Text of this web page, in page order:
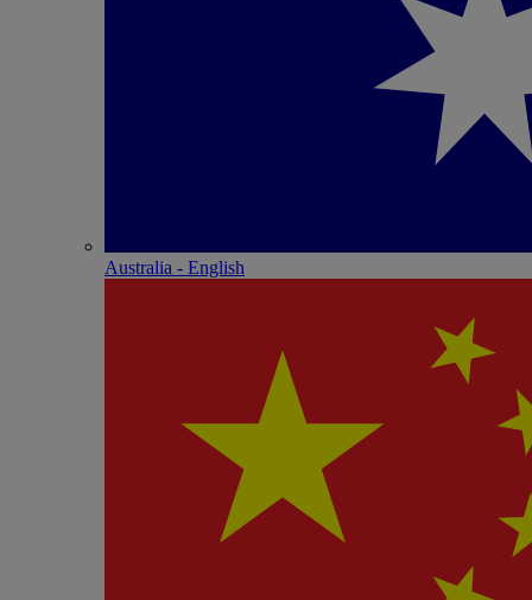
Australia - English